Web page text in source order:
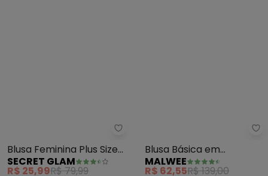
Secret Glam - Blusa Feminina
Blusa Feminina Plus Size
em Malha Soft (Verde)
SECRET GLAM
R$ 25,99R$ 79,99
Blusa Básica em
Moletinho Plus
MALWEE
R$ 62,55R$ 139,00